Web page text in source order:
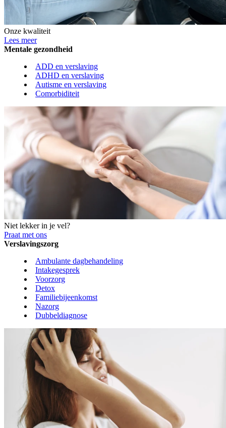
Onze kwaliteit
Lees meer
Mentale gezondheid
ADD en verslaving
ADHD en verslaving
Autisme en verslaving
Comorbiditeit
Niet lekker in je vel?
Praat met ons
Verslavingszorg
Ambulante dagbehandeling
Intakegesprek
Voorzorg
Detox
Familiebijeenkomst
Nazorg
Dubbeldiagnose